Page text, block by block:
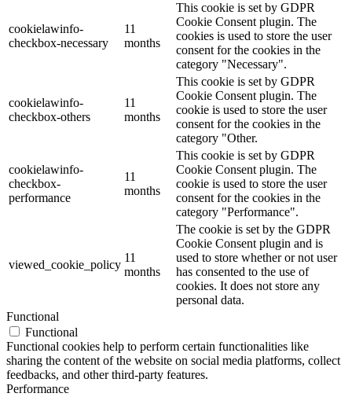
cookielawinfo-
checkbox-necessary
11
months
This cookie is set by GDPR
Cookie Consent plugin. The
cookies is used to store the user
consent for the cookies in the
category "Necessary".
cookielawinfo-
checkbox-others
11
months
This cookie is set by GDPR
Cookie Consent plugin. The
cookie is used to store the user
consent for the cookies in the
category "Other.
cookielawinfo-
checkbox-
performance
11
months
This cookie is set by GDPR
Cookie Consent plugin. The
cookie is used to store the user
consent for the cookies in the
category "Performance".
viewed_cookie_policy
11
months
The cookie is set by the GDPR
Cookie Consent plugin and is
used to store whether or not user
has consented to the use of
cookies. It does not store any
personal data.
Functional
Functional
Functional cookies help to perform certain functionalities like
sharing the content of the website on social media platforms, collect
feedbacks, and other third-party features.
Performance